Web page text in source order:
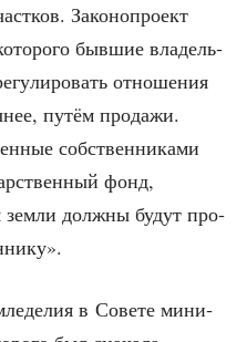
Зако­но­про­ект
быв­шие вла­дель­
отно­ше­ния
путём про­да­жи.
соб­ствен­ни­ка­ми
фонд,
зем­ли долж­ны будут про­
в Сове­те мини­